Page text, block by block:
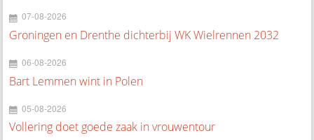
07-08-2026
Groningen en Drenthe dichterbij WK Wielrennen 2032
06-08-2026
Bart Lemmen wint in Polen
05-08-2026
Vollering doet goede zaak in vrouwentour